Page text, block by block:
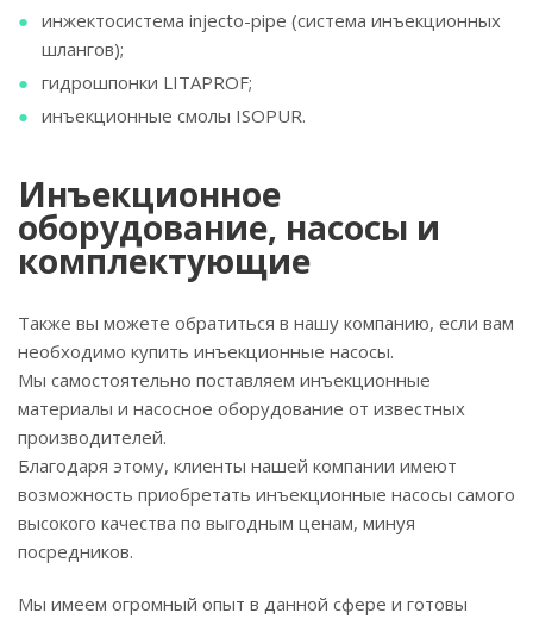
инжектосистема injecto-pipe (система инъекционных
шлангов);
гидрошпонки LITAPROF;
инъекционные смолы ISOPUR.
Инъекционное
оборудование, насосы и
комплектующие
Также вы можете обратиться в нашу компанию, если вам
необходимо купить инъекционные насосы.
Мы самостоятельно поставляем инъекционные
материалы и насосное оборудование от известных
производителей.
Благодаря этому, клиенты нашей компании имеют
возможность приобретать инъекционные насосы самого
высокого качества по выгодным ценам, минуя
посредников.
Мы имеем огромный опыт в данной сфере и готовы